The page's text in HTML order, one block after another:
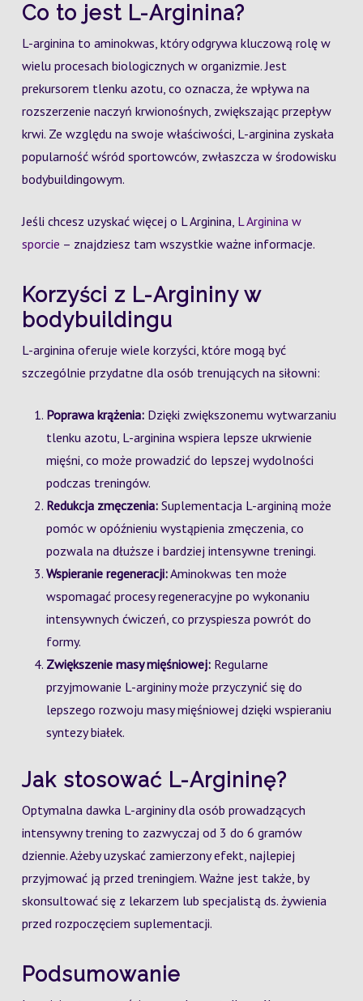
Co to jest L-Arginina?
L-arginina to aminokwas, który odgrywa kluczową rolę w
wielu procesach biologicznych w organizmie. Jest
prekursorem tlenku azotu, co oznacza, że wpływa na
rozszerzenie naczyń krwionośnych, zwiększając przepływ
krwi. Ze względu na swoje właściwości, L-arginina zyskała
popularność wśród sportowców, zwłaszcza w środowisku
bodybuildingowym.
Jeśli chcesz uzyskać więcej o L Arginina, L Arginina w
sporcie – znajdziesz tam wszystkie ważne informacje.
Korzyści z L-Argininy w
bodybuildingu
L-arginina oferuje wiele korzyści, które mogą być
szczególnie przydatne dla osób trenujących na siłowni:
Poprawa krążenia:Dzięki zwiększonemu wytwarzaniu
tlenku azotu, L-arginina wspiera lepsze ukrwienie
mięśni, co może prowadzić do lepszej wydolności
podczas treningów.
Redukcja zmęczenia:Suplementacja L-argininą może
pomóc w opóźnieniu wystąpienia zmęczenia, co
pozwala na dłuższe i bardziej intensywne treningi.
Wspieranie regeneracji:Aminokwas ten może
wspomagać procesy regeneracyjne po wykonaniu
intensywnych ćwiczeń, co przyspiesza powrót do
formy.
Zwiększenie masy mięśniowej:Regularne
przyjmowanie L-argininy może przyczynić się do
lepszego rozwoju masy mięśniowej dzięki wspieraniu
syntezy białek.
Jak stosować L-Argininę?
Optymalna dawka L-argininy dla osób prowadzących
intensywny trening to zazwyczaj od 3 do 6 gramów
dziennie. Ażeby uzyskać zamierzony efekt, najlepiej
przyjmować ją przed treningiem. Ważne jest także, by
skonsultować się z lekarzem lub specjalistą ds. żywienia
przed rozpoczęciem suplementacji.
Podsumowanie